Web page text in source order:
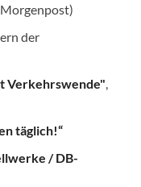
der
Verkehrswende"
täglich!“
/ DB-